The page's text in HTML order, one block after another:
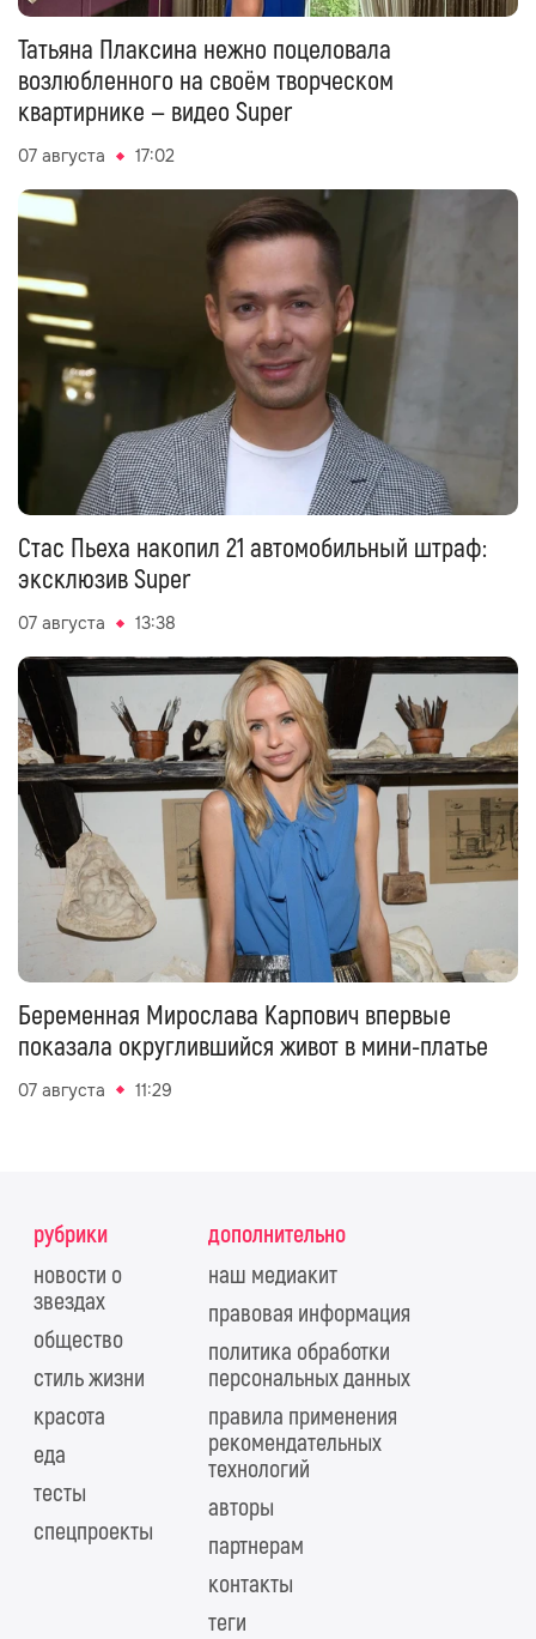
Татьяна Плаксина нежно поцеловала
возлюбленного на своём творческом
квартирнике — видео Super
07 августа 17:02
Стас Пьеха накопил 21 автомобильный штраф:
эксклюзив Super
07 августа 13:38
Беременная Мирослава Карпович впервые
показала округлившийся живот в мини-платье
07 августа 11:29
рубрики
новости о
звездах
общество
стиль жизни
красота
еда
тесты
спецпроекты
дополнительно
наш медиакит
правовая информация
политика обработки
персональных данных
правила применения
рекомендательных
технологий
авторы
партнерам
контакты
теги